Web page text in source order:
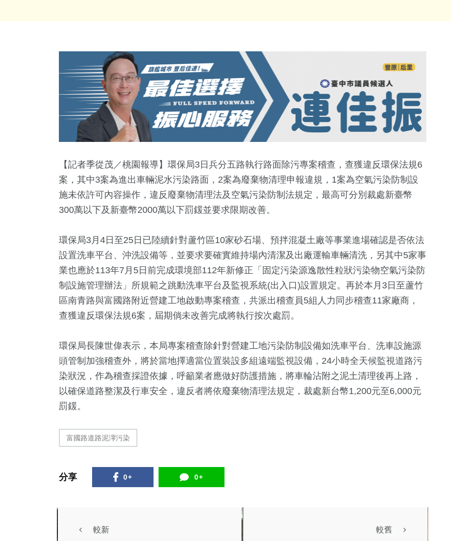
【記者季從茂／桃園報導】環保局3日兵分五路執行路面除污專案稽查，查獲違反環保法規6
案，其中3案為進出車輛泥水污染路面，2案為廢棄物清理申報違規，1案為空氣污染防制設
施未依許可內容操作，違反廢棄物清理法及空氣污染防制法規定，最高可分別裁處新臺幣
300萬以下及新臺幣2000萬以下罰鍰並要求限期改善。
環保局3月4日至25日已陸續針對蘆竹區10家砂石場、預拌混凝土廠等事業進場確認是否依法
設置洗車平台、沖洗設備等，並要求要確實維持場內清潔及出廠運輸車輛清洗，另其中5家事
業也應於113年7月5日前完成環境部112年新修正「固定污染源逸散性粒狀污染物空氣污染防
制設施管理辦法」所規範之跳動洗車平台及監視系統(出入口)設置規定。再於本月3日至蘆竹
區南青路與富國路附近營建工地啟動專案稽查，共派出稽查員5組人力同步稽查11家廠商，
查獲違反環保法規6案，屆期倘未改善完成將執行按次處罰。
環保局長陳世偉表示，本局專案稽查除針對營建工地污染防制設備如洗車平台、洗車設施源
頭管制加強稽查外，將於當地擇適當位置裝設多組遠端監視設備，24小時全天候監視道路污
染狀況，作為稽查採證依據，呼籲業者應做好防護措施，將車輪沾附之泥土清理後再上路，
以確保道路整潔及行車安全，違反者將依廢棄物清理法規定，裁處新台幣1,200元至6,000元
罰鍰。
富國路道路泥濘污染
分享 0+ 0+
較新 較舊
398+
旅遊
337+
熱門
1005+ 2+
化專區
1+
兩岸藝苑天地
32+
2024立委選戰
656+
文教
555+
健康及醫療
671
流專區